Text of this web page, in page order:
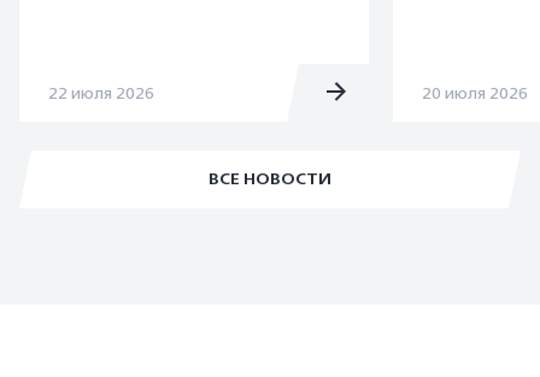
ВСЕ НОВОСТИ
22 июля 2026 20 июля 2026